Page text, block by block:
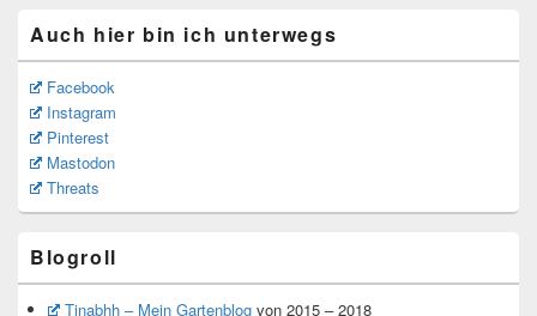
Auch hier bin ich unterwegs
Facebook
Instagram
Pinterest
Mastodon
Threats
Blogroll
Tinabhh – Mein Gartenblogvon 2015 – 2018